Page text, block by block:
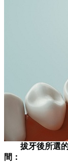
拔牙後所選的
間：